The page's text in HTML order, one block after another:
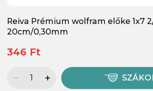
Reiva Prémium wolfram előke 1x7
20cm/0,30mm
346 Ft